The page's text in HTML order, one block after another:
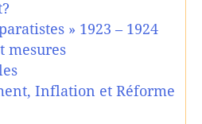
» 1923 – 1924
mesures
Inflation et Réforme